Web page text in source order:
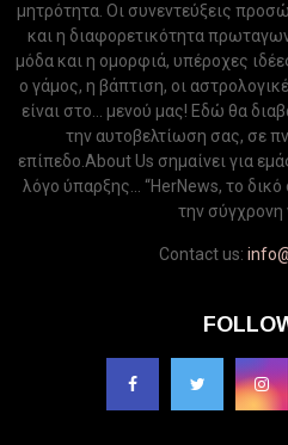
μητρότητα. Οι συνεντεύξεις
και η διαφορετικότητα
μόδα και η ομορφιά, υπέροχες
ο γάμος, η βάπτιση, οι
είναι στο... μενού μας! Εδώ θα
την αυτοβελτίωση σας, σε
επίπεδο.About Us σημαίνει για
λόγο ύπαρξης... “HerNews, το
την σύγχρονη
Contact us: